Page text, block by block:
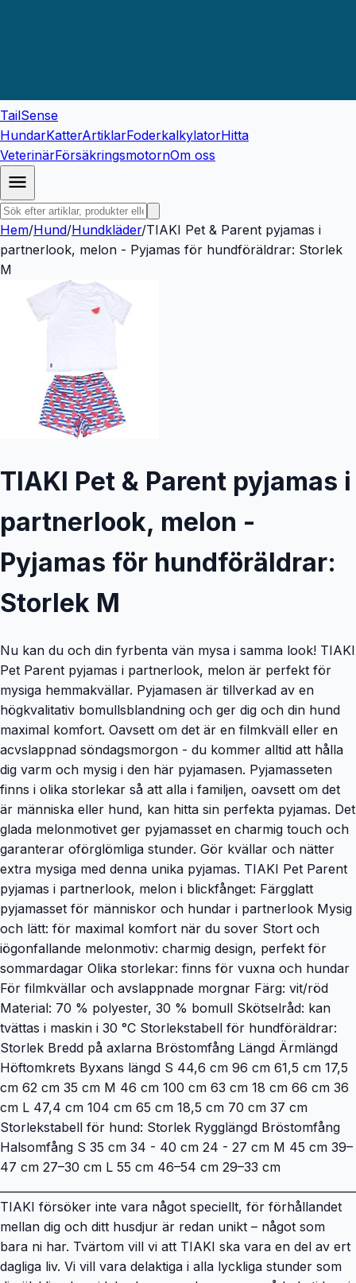
TailSense
HundarKatterArtiklarFoderkalkylatorHitta
VeterinärFörsäkringsmotornOm oss
Hem/Hund/Hundkläder/TIAKI Pet & Parent pyjamas i
partnerlook, melon - Pyjamas för hundföräldrar: Storlek
M
TIAKI Pet & Parent pyjamas i
partnerlook, melon -
Pyjamas för hundföräldrar:
Storlek M
Nu kan du och din fyrbenta vän mysa i samma look! TIAKI
Pet Parent pyjamas i partnerlook, melon är perfekt för
mysiga hemmakvällar. Pyjamasen är tillverkad av en
högkvalitativ bomullsblandning och ger dig och din hund
maximal komfort. Oavsett om det är en filmkväll eller en
acvslappnad söndagsmorgon - du kommer alltid att hålla
dig varm och mysig i den här pyjamasen. Pyjamasseten
finns i olika storlekar så att alla i familjen, oavsett om det
är människa eller hund, kan hitta sin perfekta pyjamas. Det
glada melonmotivet ger pyjamasset en charmig touch och
garanterar oförglömliga stunder. Gör kvällar och nätter
extra mysiga med denna unika pyjamas. TIAKI Pet Parent
pyjamas i partnerlook, melon i blickfånget: Färgglatt
pyjamasset för människor och hundar i partnerlook Mysig
och lätt: för maximal komfort när du sover Stort och
iögonfallande melonmotiv: charmig design, perfekt för
sommardagar Olika storlekar: finns för vuxna och hundar
För filmkvällar och avslappnade morgnar Färg: vit/röd
Material: 70 % polyester, 30 % bomull Skötselråd: kan
tvättas i maskin i 30 °C Storlekstabell för hundföräldrar:
Storlek Bredd på axlarna Bröstomfång Längd Ärmlängd
Höftomkrets Byxans längd S 44,6 cm 96 cm 61,5 cm 17,5
cm 62 cm 35 cm M 46 cm 100 cm 63 cm 18 cm 66 cm 36
cm L 47,4 cm 104 cm 65 cm 18,5 cm 70 cm 37 cm
Storlekstabell för hund: Storlek Rygglängd Bröstomfång
Halsomfång S 35 cm 34 - 40 cm 24 - 27 cm M 45 cm 39–
47 cm 27–30 cm L 55 cm 46–54 cm 29–33 cm
TIAKI försöker inte vara något speciellt, för förhållandet
mellan dig och ditt husdjur är redan unikt – något som
bara ni har. Tvärtom vill vi att TIAKI ska vara en del av ert
dagliga liv. Vi vill vara delaktiga i alla lyckliga stunder som